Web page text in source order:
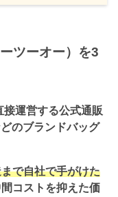
ツーオー）を3
運営する公式通販
のブランドバッグ
で自社で手がけた
コストを抑えた価